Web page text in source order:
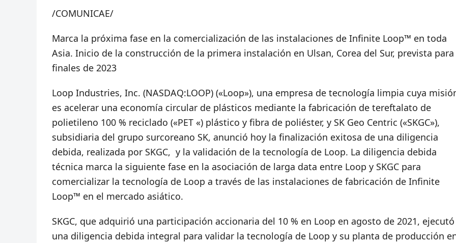
/COMUNICAE/
Marca la próxima fase en la comercialización de las instalaciones de Infinite Loop™ en toda
Asia. Inicio de la construcción de la primera instalación en Ulsan, Corea del Sur, prevista para
finales de 2023
Loop Industries, Inc. (NASDAQ:LOOP) («Loop»), una empresa de tecnología limpia cuya
es acelerar una economía circular de plásticos mediante la fabricación de tereftalato de
polietileno 100 % reciclado («PET «) plástico y fibra de poliéster, y SK Geo Centric («SKGC»),
subsidiaria del grupo surcoreano SK, anunció hoy la finalización exitosa de una diligencia
debida, realizada por SKGC, y la validación de la tecnología de Loop. La diligencia debida
técnica marca la siguiente fase en la asociación de larga data entre Loop y SKGC para
comercializar la tecnología de Loop a través de las instalaciones de fabricación de Infinite
Loop™ en el mercado asiático.
SKGC, que adquirió una participación accionaria del 10 % en Loop en agosto de 2021, ejecutó
una diligencia debida integral para validar la tecnología de Loop y su planta de producción